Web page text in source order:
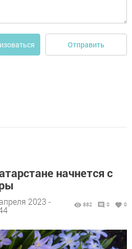
Отправить
начнется с
2023 -
882 0 0